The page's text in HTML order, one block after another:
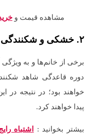
مشاهده قیمت و
۲. خشکی و شکنندگی
برخی از خانم‌ها و به
دوره قاعدگی شاهد
خواهند بود؛ در نتیجه در
پیدا خواهند کرد.
بیشتر بخوانید :
اشتباه